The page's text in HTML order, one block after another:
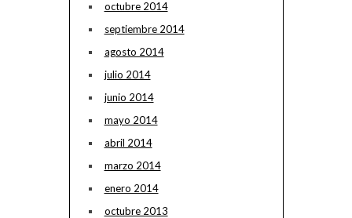
octubre 2014
septiembre 2014
agosto 2014
julio 2014
junio 2014
mayo 2014
abril 2014
marzo 2014
enero 2014
octubre 2013